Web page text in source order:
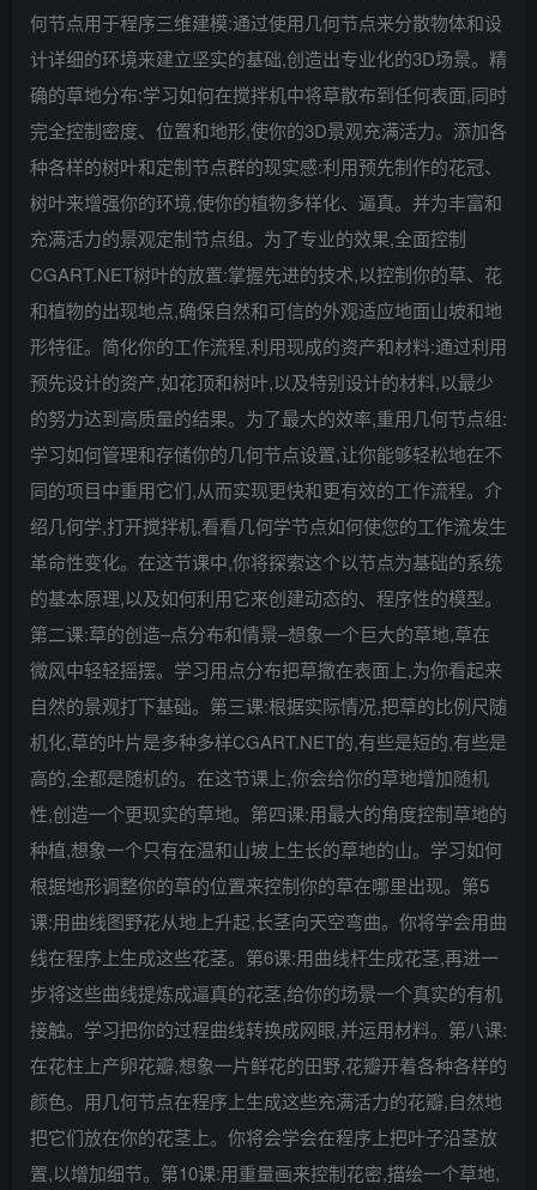
何节点用于程序三维建模:通过使用几何节点来分散物体和设
计详细的环境来建立坚实的基础,创造出专业化的3D场景。精
确的草地分布:学习如何在搅拌机中将草散布到任何表面,同时
完全控制密度、位置和地形,使你的3D景观充满活力。添加各
种各样的树叶和定制节点群的现实感:利用预先制作的花冠、
树叶来增强你的环境,使你的植物多样化、逼真。并为丰富和
充满活力的景观定制节点组。为了专业的效果,全面控制
CGART.NET树叶的放置:掌握先进的技术,以控制你的草、花
和植物的出现地点,确保自然和可信的外观适应地面山坡和地
形特征。简化你的工作流程,利用现成的资产和材料:通过利用
预先设计的资产,如花顶和树叶,以及特别设计的材料,以最少
的努力达到高质量的结果。为了最大的效率,重用几何节点组:
学习如何管理和存储你的几何节点设置,让你能够轻松地在不
同的项目中重用它们,从而实现更快和更有效的工作流程。介
绍几何学,打开搅拌机,看看几何学节点如何使您的工作流发生
革命性变化。在这节课中,你将探索这个以节点为基础的系统
的基本原理,以及如何利用它来创建动态的、程序性的模型。
第二课:草的创造–点分布和情景–想象一个巨大的草地,草在
微风中轻轻摇摆。学习用点分布把草撒在表面上,为你看起来
自然的景观打下基础。第三课:根据实际情况,把草的比例尺随
机化,草的叶片是多种多样CGART.NET的,有些是短的,有些是
高的,全都是随机的。在这节课上,你会给你的草地增加随机
性,创造一个更现实的草地。第四课:用最大的角度控制草地的
种植,想象一个只有在温和山坡上生长的草地的山。学习如何
根据地形调整你的草的位置来控制你的草在哪里出现。第5
课:用曲线图野花从地上升起,长茎向天空弯曲。你将学会用曲
线在程序上生成这些花茎。第6课:用曲线杆生成花茎,再进一
步将这些曲线提炼成逼真的花茎,给你的场景一个真实的有机
接触。学习把你的过程曲线转换成网眼,并运用材料。第八课:
在花柱上产卵花瓣,想象一片鲜花的田野,花瓣开着各种各样的
颜色。用几何节点在程序上生成这些充满活力的花瓣,自然地
把它们放在你的花茎上。你将会学会在程序上把叶子沿茎放
置,以增加细节。第10课:用重量画来控制花密,描绘一个草地,